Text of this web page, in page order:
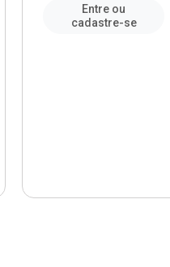
Entre ou
cadastre-se